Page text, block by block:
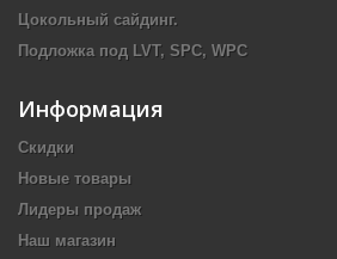
Цокольный сайдинг.
Подложка под LVT, SPC, WPC
Информация
Скидки
Новые товары
Лидеры продаж
Наш магазин